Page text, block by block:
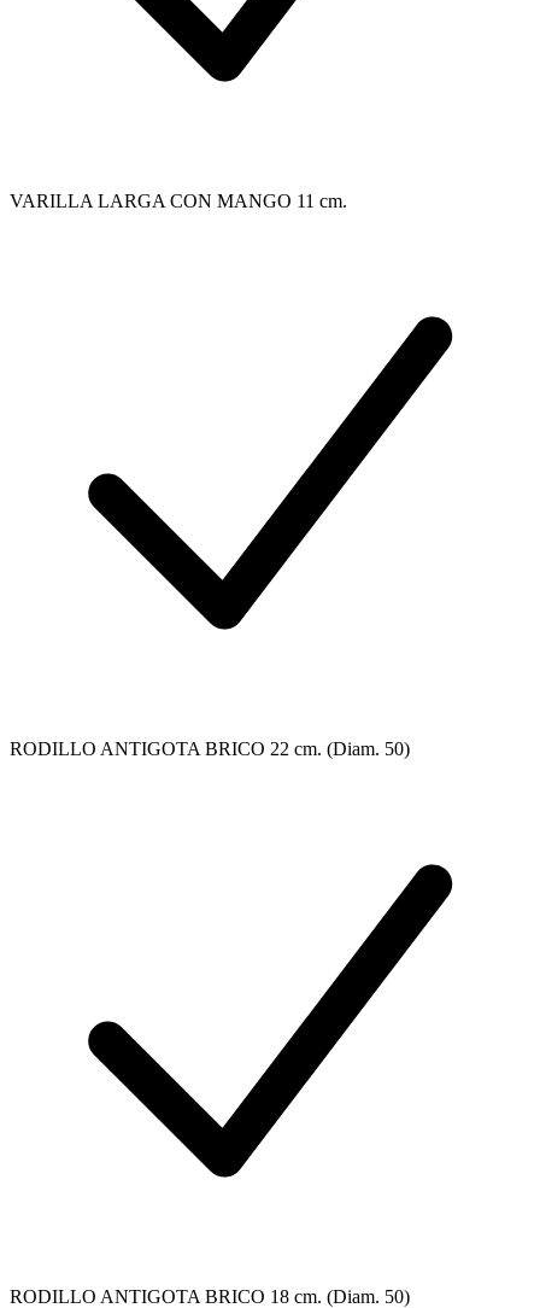
VARILLA LARGA CON MANGO 11 cm.
RODILLO ANTIGOTA BRICO 22 cm. (Diam. 50)
RODILLO ANTIGOTA BRICO 18 cm. (Diam. 50)